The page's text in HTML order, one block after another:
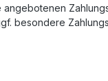
besondere